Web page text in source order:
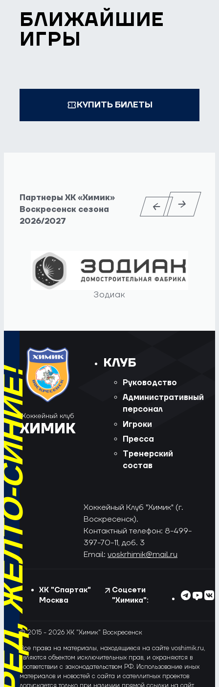
БЛИЖАЙШИЕ
ИГРЫ
КУПИТЬ БИЛЕТЫ
Партнеры ХК «Химик»
Воскресенск сезона
2026/2027
Зодиак
СИНИЕ!
Хоккейный клуб
ХИМИК
КЛУБ
Руководство
Административный
персонал
Игроки
Пресса
Тренерский
состав
Хоккейный Клуб "Химик" (г.
Воскресенск).
Контактный телефон: 8-499-
397-70-11, доб. 3
Email: voskrhimik@mail.ru
ХК "Спартак"
Москва
Соцсети
"Химика":
© 2015 - 2026 ХК "Химик" Воскресенск
Все права на материалы, находящиеся на сайте voshimik.ru,
являются объектом исключительных прав, и охраняются в
соответствии с законодательством РФ. Использование иных
материалов и новостей с сайта и сателлитных проектов